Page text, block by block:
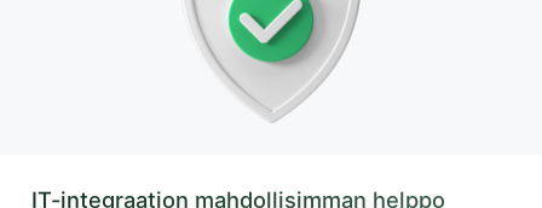
IT-integraation mahdollisimman helppo